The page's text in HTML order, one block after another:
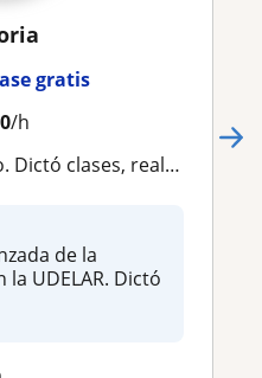
gratis
/h
estudiar para pruebas, preparación de trabajos y monografias
de la
UDELAR. Dictó